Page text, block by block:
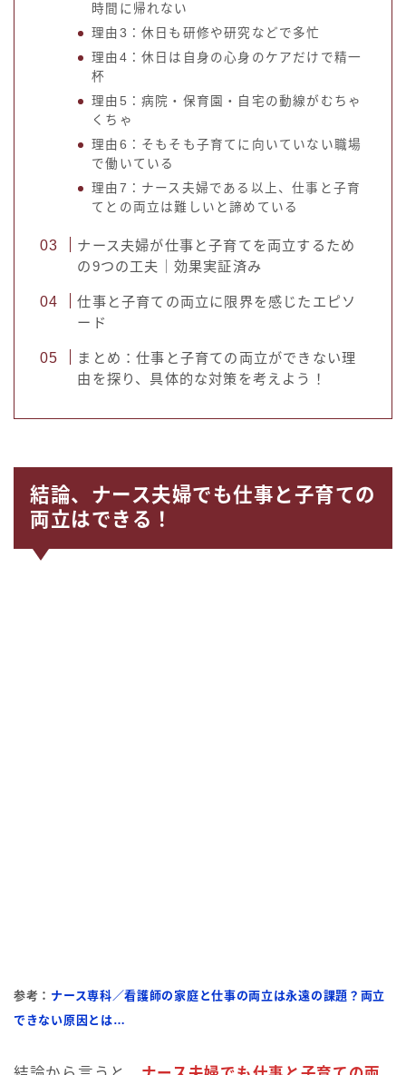
時間に帰れない
理由3：休日も研修や研究などで多忙
理由4：休日は自身の心身のケアだけで精一
杯
理由5：病院・保育園・自宅の動線がむちゃ
くちゃ
理由6：そもそも子育てに向いていない職場
で働いている
理由7：ナース夫婦である以上、仕事と子育
てとの両立は難しいと諦めている
ナース夫婦が仕事と子育てを両立するため
の9つの工夫｜効果実証済み
仕事と子育ての両立に限界を感じたエピソ
ード
まとめ：仕事と子育ての両立ができない理
由を探り、具体的な対策を考えよう！
結論、ナース夫婦でも仕事と子育ての
両立はできる！
参考： ナース専科／看護師の家庭と仕事の両立は永遠の課題？両立
できない原因とは…